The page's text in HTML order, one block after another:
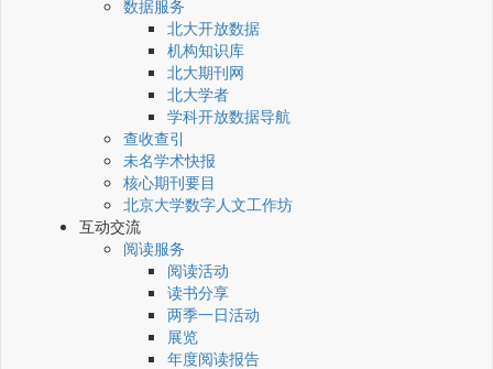
数据服务
北大开放数据
机构知识库
北大期刊网
北大学者
学科开放数据导航
查收查引
未名学术快报
核心期刊要目
北京大学数字人文工作坊
互动交流
阅读服务
阅读活动
读书分享
两季一日活动
展览
年度阅读报告